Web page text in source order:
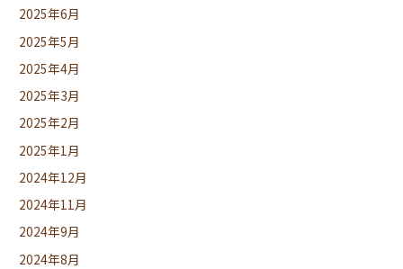
2025年6月
2025年5月
2025年4月
2025年3月
2025年2月
2025年1月
2024年12月
2024年11月
2024年9月
2024年8月